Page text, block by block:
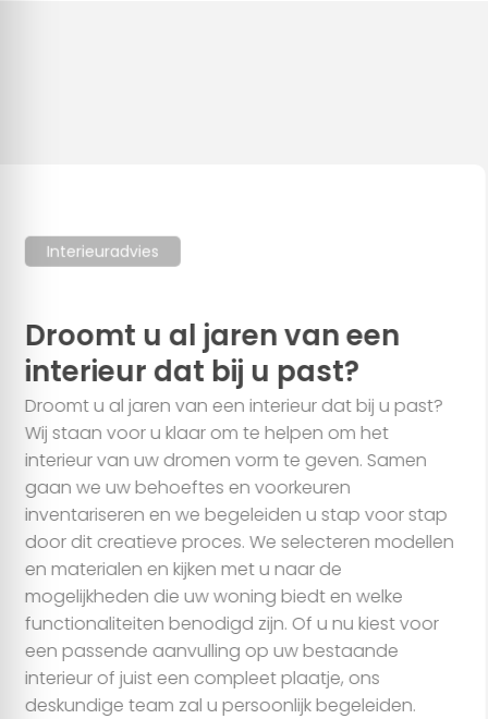
Interieuradvies
Droomt u al jaren van een
interieur dat bij u past?
Droomt u al jaren van een interieur dat bij u past?
Wij staan voor u klaar om te helpen om het
interieur van uw dromen vorm te geven. Samen
gaan we uw behoeftes en voorkeuren
inventariseren en we begeleiden u stap voor stap
door dit creatieve proces. We selecteren modellen
en materialen en kijken met u naar de
mogelijkheden die uw woning biedt en welke
functionaliteiten benodigd zijn. Of u nu kiest voor
een passende aanvulling op uw bestaande
interieur of juist een compleet plaatje, ons
deskundige team zal u persoonlijk begeleiden.